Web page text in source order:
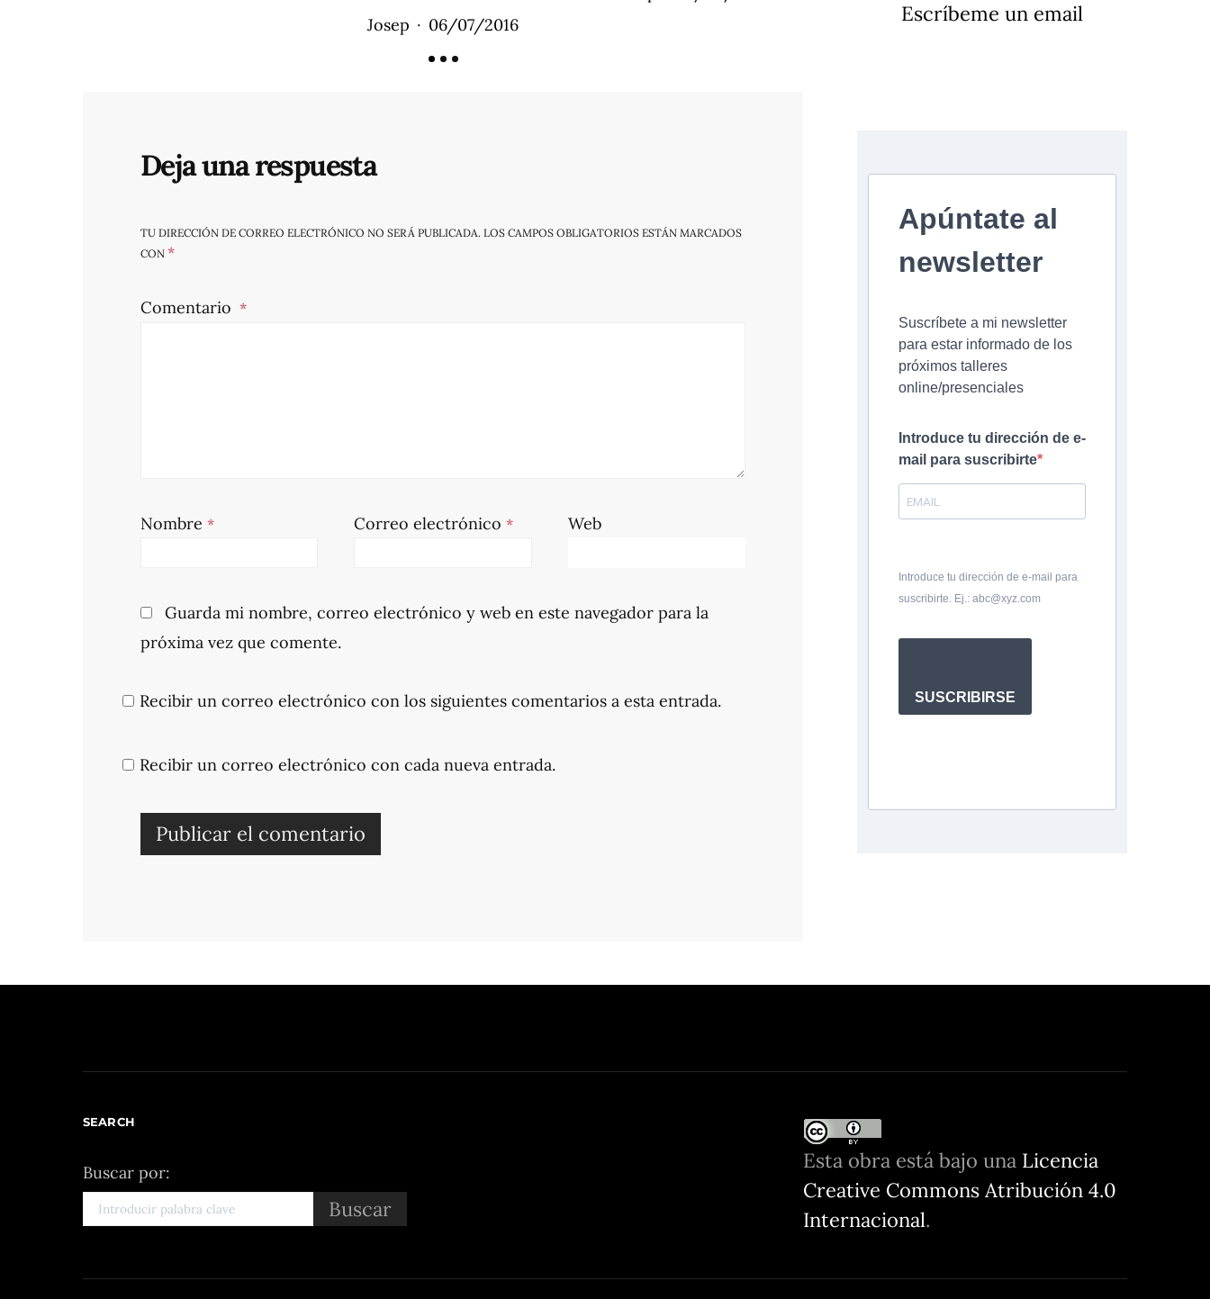
Josep 06/07/2016
Deja una respuesta
TU DIRECCIÓN DE CORREO ELECTRÓNICO NO SERÁ PUBLICADA. LOS CAMPOS OBLIGATORIOS ESTÁN MARCADOS
CON *
Comentario
Nombre * Correo electrónico* Web
Guarda mi nombre, correo electrónico y web en este navegador para la
próxima vez que comente.
Recibir un correo electrónico con los siguientes comentarios a esta entrada.
Recibir un correo electrónico con cada nueva entrada.
Escríbeme un email
Apúntate al
newsletter
Suscríbete a mi newsletter
para estar informado de los
próximos talleres
online/presenciales
Introduce tu dirección de e-
mail para suscribirte
Introduce tu dirección de e-mail para
suscribirte. Ej.: abc@xyz.com
SUSCRIBIRSE
SEARCH
Buscar por:
Buscar
Esta obra está bajo una Licencia
Creative Commons Atribución 4.0
Internacional.